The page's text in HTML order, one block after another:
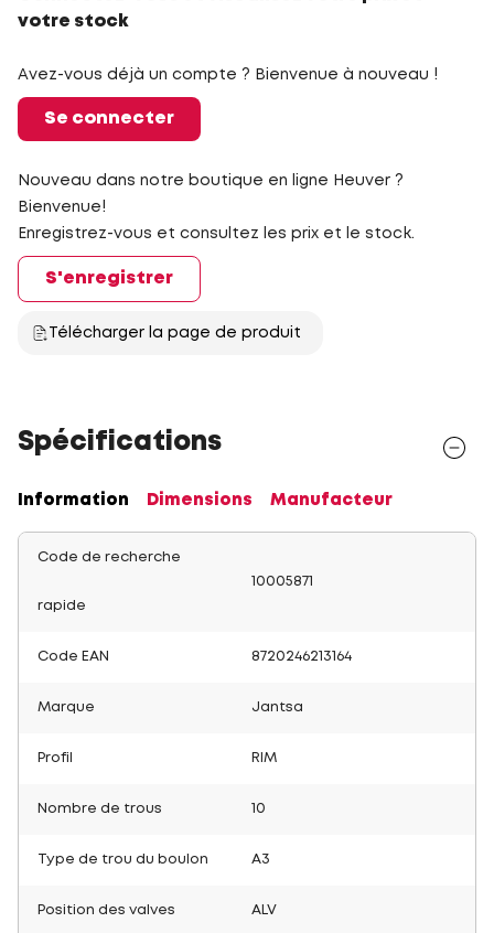
votre stock
Avez-vous déjà un compte ? Bienvenue à nouveau !
Se connecter
Nouveau dans notre boutique en ligne Heuver ?
Bienvenue!
Enregistrez-vous et consultez les prix et le stock.
S'enregistrer
Télécharger la page de produit
Spécifications
Information Dimensions Manufacteur
Code de recherche
rapide
10005871
Code EAN 8720246213164
Marque Jantsa
Profil RIM
Nombre de trous 10
Type de trou du boulon A3
Position des valves ALV